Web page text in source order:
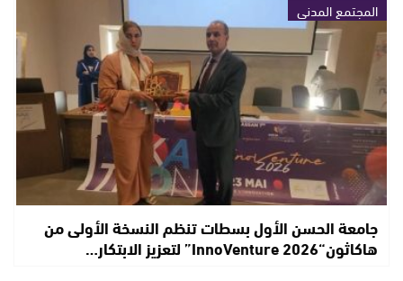
المجتمع المدني
جامعة الحسن الأول بسطات تنظم النسخة الأولى من
هاكاثون“InnoVenture 2026” لتعزيز الابتكار…